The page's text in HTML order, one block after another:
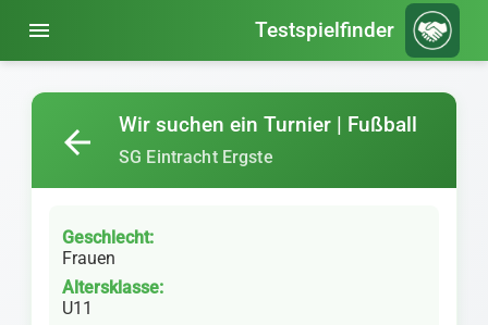
menu Testspielfinder
Wir suchen ein Turnier | Fußball
SG Eintracht Ergste
arrow_back
Geschlecht:
Frauen
Altersklasse:
U11